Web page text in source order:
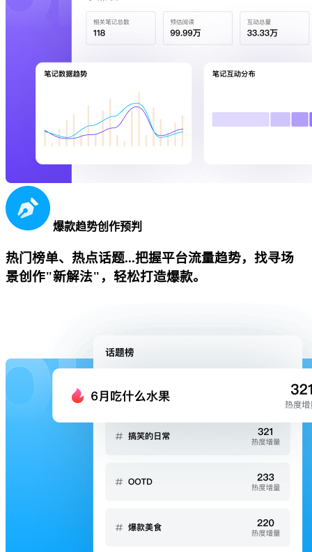
爆款趋势创作预判
热门榜单、热点话题...把握平台流量趋势，找寻场
景创作"新解法"，轻松打造爆款。